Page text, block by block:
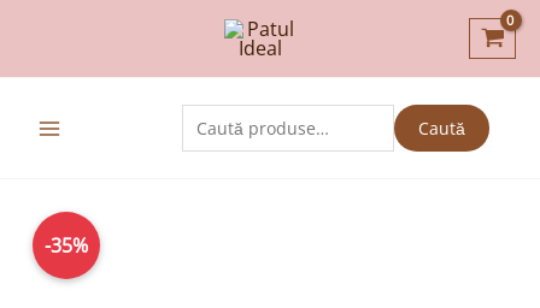
content
Caută
după:
Caută
-35%
Cantitate
Husa